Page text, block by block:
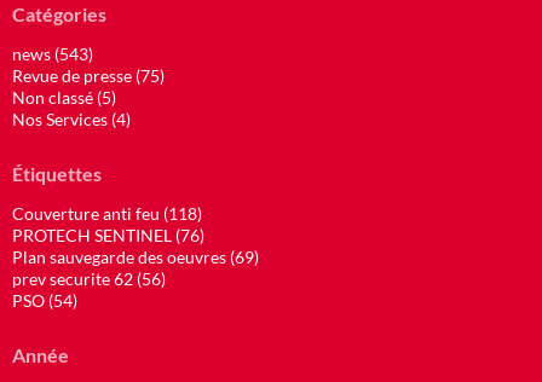
Catégories
news (543)
Revue de presse (75)
Non classé (5)
Nos Services (4)
Étiquettes
Couverture anti feu (118)
PROTECH SENTINEL (76)
Plan sauvegarde des oeuvres (69)
prev securite 62 (56)
PSO (54)
Année